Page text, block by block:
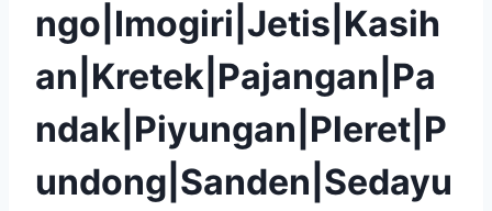
ngo|Imogiri|Jetis|Kasih
an|Kretek|Pajangan|Pa
ndak|Piyungan|Pleret|P
undong|Sanden|Sedayu